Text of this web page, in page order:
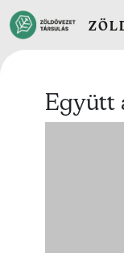
Ugrás a tartalomra
Együtt